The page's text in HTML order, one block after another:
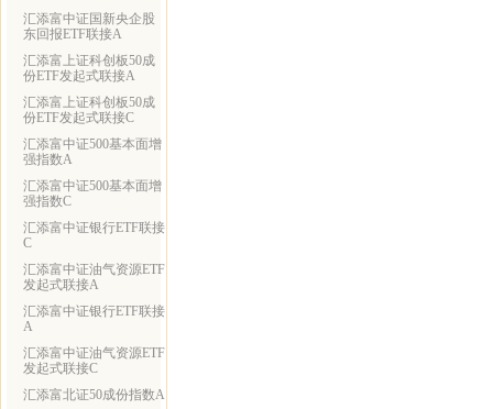
汇添富中证国新央企股
东回报ETF联接A
汇添富上证科创板50成
份ETF发起式联接A
汇添富上证科创板50成
份ETF发起式联接C
汇添富中证500基本面增
强指数A
汇添富中证500基本面增
强指数C
汇添富中证银行ETF联接
C
汇添富中证油气资源ETF
发起式联接A
汇添富中证银行ETF联接
A
汇添富中证油气资源ETF
发起式联接C
汇添富北证50成份指数A